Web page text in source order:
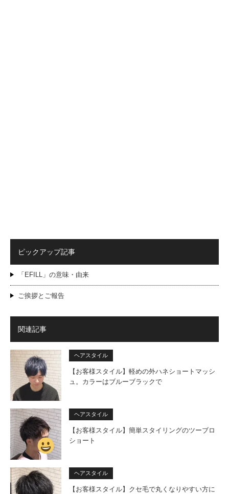
ピックアップ記事
「EFILL」の意味・由来
ご挨拶とご報告
関連記事
ヘアスタイル
【お客様スタイル】軽めの外ハネショートマッシ
ュ。カラーはブルーブラックで
ヘアスタイル
【お客様スタイル】簡単スタイリングのツーブロ
ショート
ヘアスタイル
【お客様スタイル】クセ毛で丸くなりやすい方に